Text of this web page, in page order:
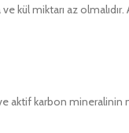
kül miktarı az olmalıdır.
aktif karbon mineralinin